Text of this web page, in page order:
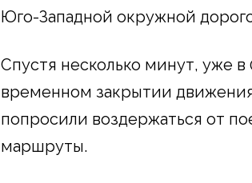
Юго-Западной окружной
Спустя несколько минут, уже
временном закрытии
попросили воздержаться от
маршруты.